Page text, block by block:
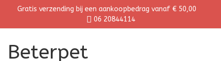
Gratis verzending bij een aankoopbedrag vanaf € 50,00
06 20844114
Beterpet